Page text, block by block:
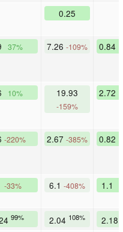
0.25
37% 7.26 -109% 0.84
10% 19.93
-159%
2.72
-220% 2.67 -385% 0.82
-33% 6.1 -408% 1.1
99% 2.04 108% 2.18